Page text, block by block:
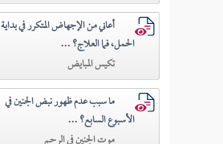
أعاني من الإجهاض المتكرر في بداية
الحمل، فما العلاج؟ ...
تكيس المبايض
ما سبب عدم ظهور نبض الجنين في
الأسبوع السابع؟ ...